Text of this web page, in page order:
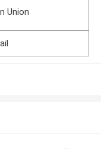
Union